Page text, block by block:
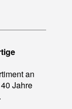
an
Jahre